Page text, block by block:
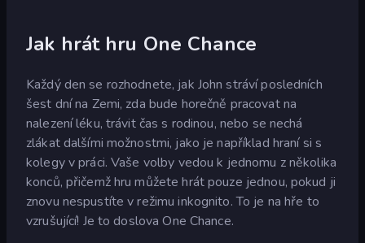
Jak hrát hru One Chance
Každý den se rozhodnete, jak John stráví posledních
šest dní na Zemi, zda bude horečně pracovat na
nalezení léku, trávit čas s rodinou, nebo se nechá
zlákat dalšími možnostmi, jako je například hraní si s
kolegy v práci. Vaše volby vedou k jednomu z několika
konců, přičemž hru můžete hrát pouze jednou, pokud ji
znovu nespustíte v režimu inkognito. To je na hře to
vzrušující! Je to doslova One Chance.